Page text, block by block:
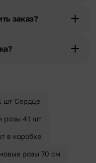
заказчику на
заказ?
Оформите услугу
анонимность
шт Сердце
розы 41 шт
в коробке
розы 70 см